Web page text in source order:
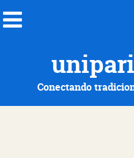
Conectando